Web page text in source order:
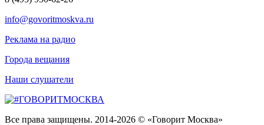
info@govoritmoskva.ru
Реклама на радио
Города вещания
Наши слушатели
Все права защищены. 2014-2026 © «Говорит Москва»